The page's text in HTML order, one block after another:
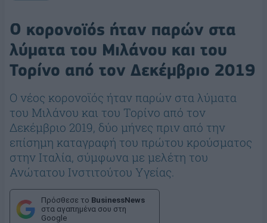
Ο κορονοϊός ήταν παρών στα
λύματα του Μιλάνου και του
Τορίνο από τον Δεκέμβριο 2019
Ο νέος κορονοϊός ήταν παρών στα λύματα
του Μιλάνου και του Τορίνο από τον
Δεκέμβριο 2019, δύο μήνες πριν από την
επίσημη καταγραφή του πρώτου κρούσματος
στην Ιταλία, σύμφωνα με μελέτη του
Ανώτατου Ινστιτούτου Υγείας.
Πρόσθεσε το BusinessNews
στα αγαπημένα σου στη
Google